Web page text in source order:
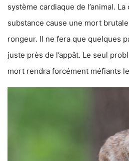
système cardiaque de l’animal.
substance cause une mort
rongeur. Il ne fera que quelques
juste près de l’appât. Le seul
mort rendra forcément méfiants